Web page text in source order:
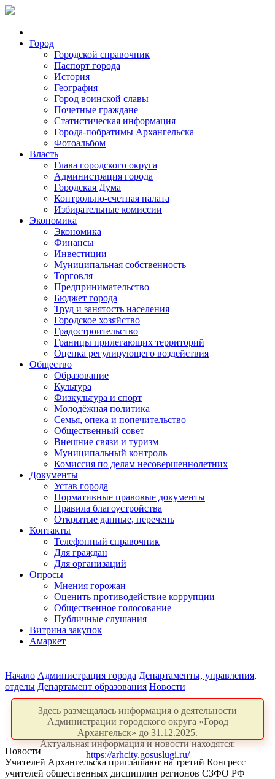
Город
Городской справочник
Паспорт города
История
География
Город воинской славы
Почетные граждане
Статистическая информация
Города-побратимы Архангельска
Фотоальбом
Власть
Глава городского округа
Администрация города
Городская Дума
Контрольно-счетная палата
Избирательные комиссии
Экономика
Экономика
Финансы
Инвестиции
Муниципальная собственность
Торговля
Предпринимательство
Бюджет города
Труд и занятость населения
Городское хозяйство
Градостроительство
Границы прилегающих территорий
Оценка регулирующего воздействия
Общество
Образование
Культура
Физкультура и спорт
Молодёжная политика
Семья, опека и попечительство
Общественный совет
Внешние связи и туризм
Муниципальный контроль
Комиссия по делам несовершеннолетних
Документы
Устав города
Нормативные правовые документы
Правила благоустройства
Открытые данные, перечень
Контакты
Телефонный справочник
Для граждан
Для организаций
Опросы
Мнения горожан
Оценить противодействие коррупции
Общественное голосование
Публичные слушания
Витрина закупок
Амаркет
Начало Администрация города Департаменты, управления,
отделы Департамент образования Новости
Здесь размещалась информация о деятельности
Администрации городского округа «Город
Архангельск» до 31.12.2025.
Актуальная информация и новости находятся:
https://arhcity.gosuslugi.ru/
Новости
Учителей Архангельска приглашают на третий Конгресс
учителей общественных дисциплин регионов СЗФО РФ